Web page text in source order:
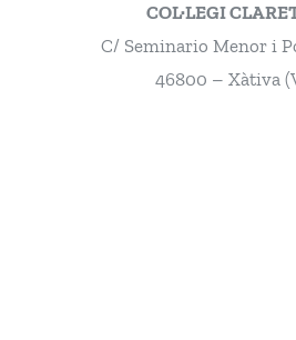
COL·LEGI
C/ Seminario Menor i
46800 – Xàtiva